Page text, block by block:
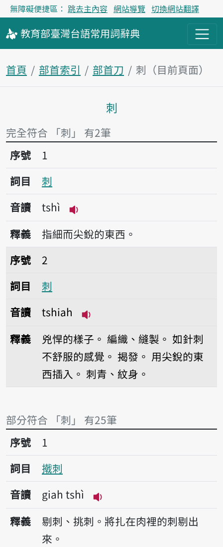
無障礙便捷區： 跳去主內容 網站導覽 切換網站翻譯
教育部臺灣台語常用詞辭典
首頁 部首索引 部首刀 刺（目前頁面）
主內容區塊
刺
完全符合 「刺」 有2筆
序號1刺
序號
1
詞目
刺
音讀
tshì
播放音讀tshì
釋義
指細而尖銳的東西。
序號2刺
序號
2
詞目
刺
音讀
tshiah
釋義 兇悍的樣子。 編織、縫製。 如針刺
不舒服的感覺。 揭發。 用尖銳的東
西插入。 刺青、紋身。
部分符合 「刺」 有25筆
序號1撠刺
序號
1
詞目
撠刺
音讀
giah tshì
播放音讀giah tshì
釋義
剔刺、挑刺。將扎在肉裡的刺剔出
來。